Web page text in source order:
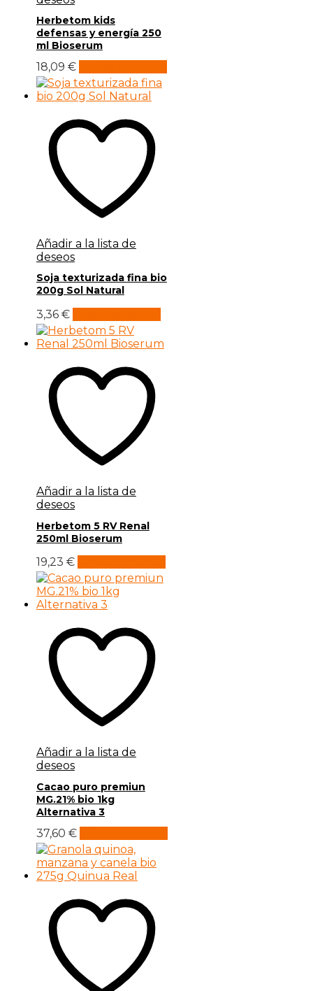
Herbetom kids
defensas y energía 250
ml Bioserum
18,09 €
Añadir a la lista de
deseos
Soja texturizada fina bio
200g Sol Natural
3,36 €
Añadir a la lista de
deseos
Herbetom 5 RV Renal
250ml Bioserum
19,23 €
Añadir a la lista de
deseos
Cacao puro premiun
MG.21% bio 1kg
Alternativa 3
37,60 €